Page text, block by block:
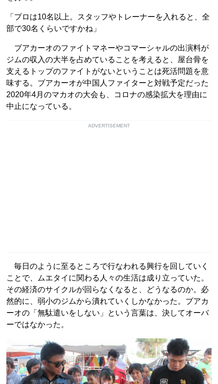
「プロは10名以上。スタッフやトレーナーを入れると、全
部で30名くらいですかね」
ブアカーオのファイトマネーやコマーシャルの出演料が
ジムの収入の大半を占めていることを考えると、屋台骨を
支えるトップのファイトがないということは死活問題を意
味する。ブアカーオが中国人ファイターと対戦予定だった
2020年4月のマカオの大会も、コロナの感染拡大を理由に
中止になっている。
ADVERTISEMENT
毎日のように至るところで行なわれる興行を回していく
ことで、ムエタイに関わる人々の生活は成り立っていた。
その経済のサイクルが回らなくなると、どうなるのか。必
然的に、弱小のジムから潰れていくしかなかった。ブアカ
ーオの「無駄遣いをしない」という言葉は、決してオーバ
ーではなかった。